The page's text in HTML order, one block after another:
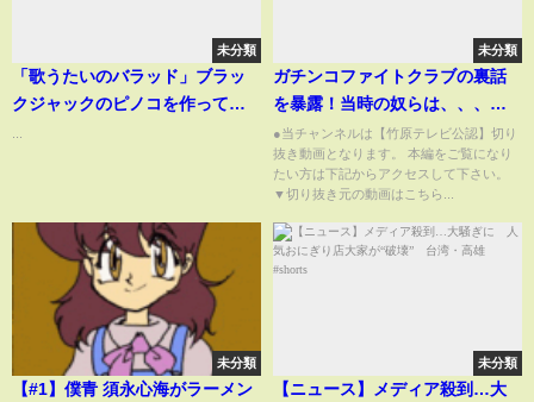
未分類
「歌うたいのバラッド」ブラッ
クジャックのピノコを作ってみ
未分類
ガチンコファイトクラブの裏話
を暴露！当時の奴らは、、、
【竹原慎二】
●当チャンネルは【竹原テレビ公認】切り
抜き動画となります。 本編をご覧になり
たい方は下記からアクセスして下さい。
▼切り抜き元の動画はこちら...
未分類
【#1】僕青 須永心海がラーメン
未分類
【ニュース】メディア殺到…大